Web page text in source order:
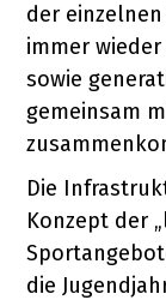
der
immer
sowie
gemeinsam
Die
Konzept der
die